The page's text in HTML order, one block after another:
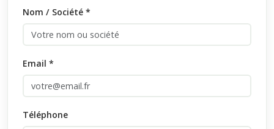
Nom / Société *
Email *
Téléphone